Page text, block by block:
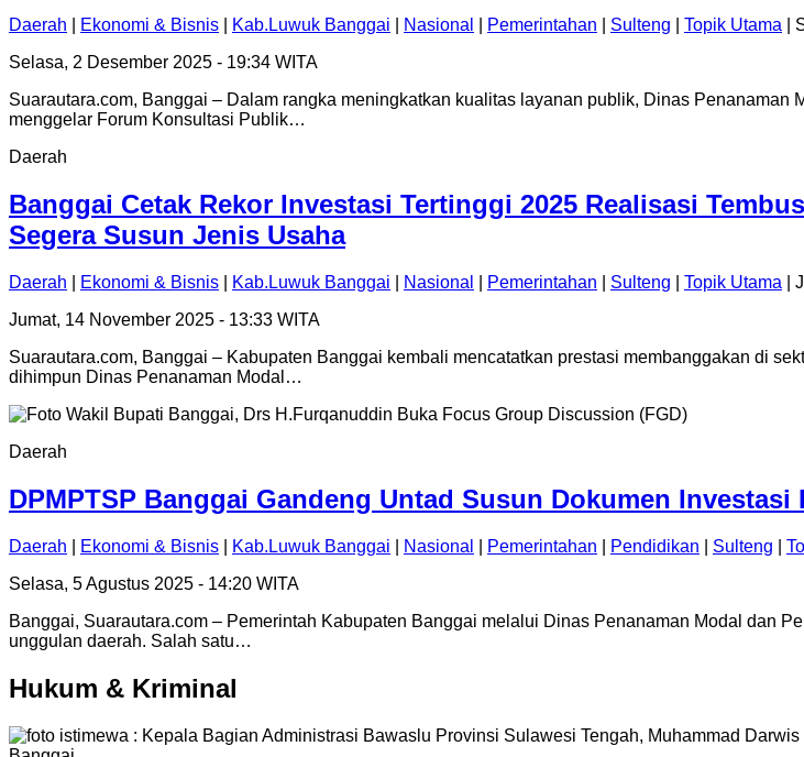
Daerah Ekonomi & Bisnis Kab.Luwuk Banggai Nasional Pemerintahan Sulteng Topik Utama |
Selasa, 2 Desember 2025 - 19:34 WITA
Suarautara.com, Banggai – Dalam rangka meningkatkan kualitas layanan publik, Dinas
menggelar Forum Konsultasi Publik…
Daerah
Banggai Cetak Rekor Investasi Tertinggi 2025 Realisasi
Segera Susun Jenis Usaha
Daerah Ekonomi & Bisnis Kab.Luwuk Banggai Nasional Pemerintahan Sulteng Topik Utama |
Jumat, 14 November 2025 - 13:33 WITA
Suarautara.com, Banggai – Kabupaten Banggai kembali mencatatkan prestasi membanggakan di
dihimpun Dinas Penanaman Modal…
Daerah
DPMPTSP Banggai Gandeng Untad Susun Dokumen Investasi
Daerah Ekonomi & Bisnis Kab.Luwuk Banggai Nasional Pemerintahan Pendidikan Sulteng
Selasa, 5 Agustus 2025 - 14:20 WITA
Banggai, Suarautara.com – Pemerintah Kabupaten Banggai melalui Dinas Penanaman Modal dan
unggulan daerah. Salah satu…
Hukum & Kriminal